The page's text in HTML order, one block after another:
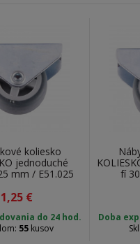
kolieska
kolieska
na nábytok
od 25 mm do 50 mm.
od 13,5 kg do 40 kg.
nábytok podľa
koliesko
jednoduché
mm / E51.025
1,25 €
do 24 hod.
55kusov
fí
Doba